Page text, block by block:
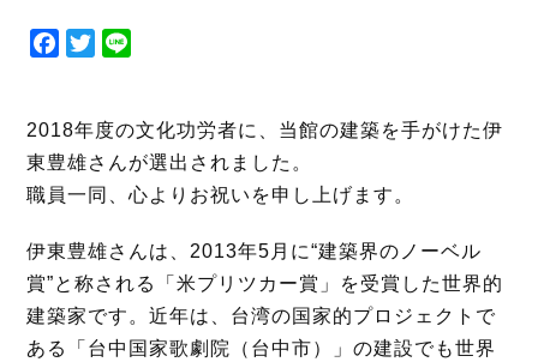
F
e
b
o
k
T
t
t
e
e
2018年度の文化功労者に、当館の建築を手がけた伊
東豊雄さんが選出されました。
職員一同、心よりお祝いを申し上げます。
伊東豊雄さんは、2013年5月に“建築界のノーベル
賞”と称される「米プリツカー賞」を受賞した世界的
建築家です。近年は、台湾の国家的プロジェクトで
ある「台中国家歌劇院（台中市）」の建設でも世界